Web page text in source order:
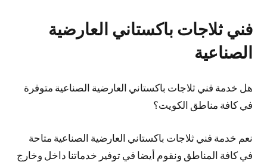
فني ثلاجات باكستاني العارضية
الصناعية
هل خدمة فني ثلاجات باكستاني العارضية الصناعية متوفرة
في كافة مناطق الكويت؟
نعم خدمة فني ثلاجات باكستاني العارضية الصناعية متاحة
في كافة المناطق ونقوم أيضا في توفير خدماتنا داخل وخارج